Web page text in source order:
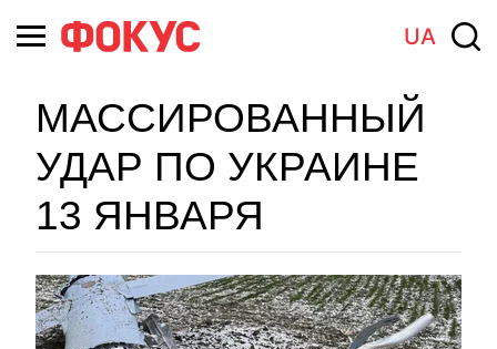
UA
МАССИРОВАННЫЙ
УДАР ПО УКРАИНЕ
13 ЯНВАРЯ